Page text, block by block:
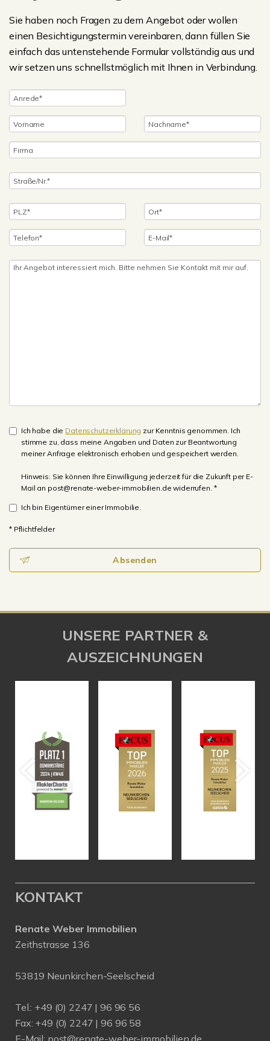
Sie haben noch Fragen zu dem Angebot oder wollen
einen Besichtigungstermin vereinbaren, dann füllen Sie
einfach das untenstehende Formular vollständig aus und
wir setzen uns schnellstmöglich mit Ihnen in Verbindung.
Ich habe die Datenschutzerklärung zur Kenntnis genommen. Ich
stimme zu, dass meine Angaben und Daten zur Beantwortung
meiner Anfrage elektronisch erhoben und gespeichert werden.
Hinweis: Sie können Ihre Einwilligung jederzeit für die Zukunft per E-
Mail an post@renate-weber-immobilien.de widerrufen. *
Ich bin Eigentümer einer Immobilie.
* Pflichtfelder
Absenden
UNSERE PARTNER &
AUSZEICHNUNGEN
KONTAKT
Renate Weber Immobilien
Zeithstrasse 136
53819 Neunkirchen-Seelscheid
Tel.: +49 (0) 2247 | 96 96 56
Fax: +49 (0) 2247 | 96 96 58
E-Mail: post@renate-weber-immobilien.de